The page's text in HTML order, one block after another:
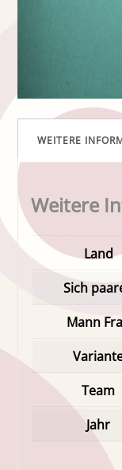
WEITERE
Weitere
Land
Sich
Mann
Team
Jahr